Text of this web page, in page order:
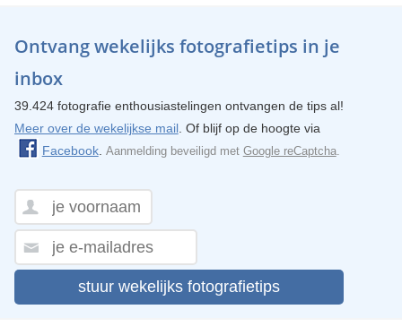
Ontvang wekelijks fotografietips in je
inbox
39.424 fotografie enthousiastelingen ontvangen de tips al!
Meer over de wekelijkse mail. Of blijf op de hoogte via
Facebook. Aanmelding beveiligd met Google reCaptcha.
stuur wekelijks fotografietips